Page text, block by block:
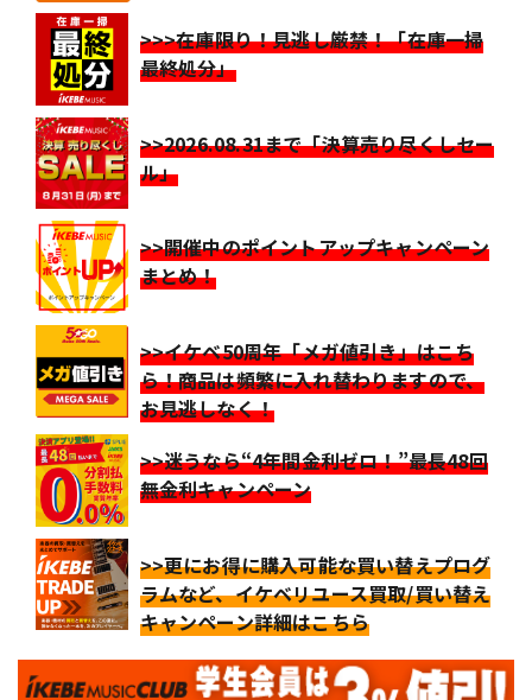
>>>在庫限り！見逃し厳禁！「在庫一掃
最終処分」
>>2026.08.31まで「決算売り尽くしセー
ル」
>>開催中のポイントアップキャンペーン
まとめ！
>>イケベ50周年「メガ値引き」はこち
ら！商品は頻繁に入れ替わりますので、
お見逃しなく！
>>迷うなら“4年間金利ゼロ！”最長48回
無金利キャンペーン
>>更にお得に購入可能な買い替えプログ
ラムなど、イケベリユース買取/買い替え
キャンペーン詳細はこちら